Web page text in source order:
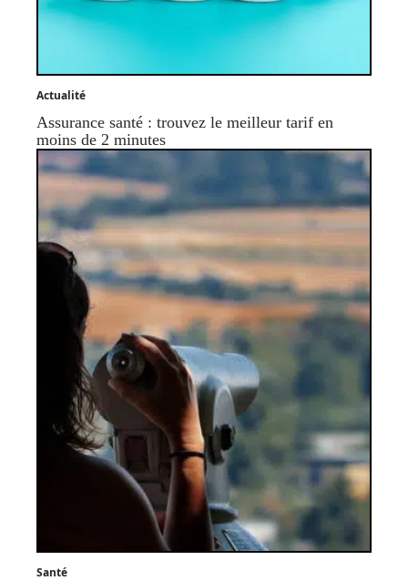
Actualité
Assurance santé : trouvez le meilleur tarif en
moins de 2 minutes
Santé